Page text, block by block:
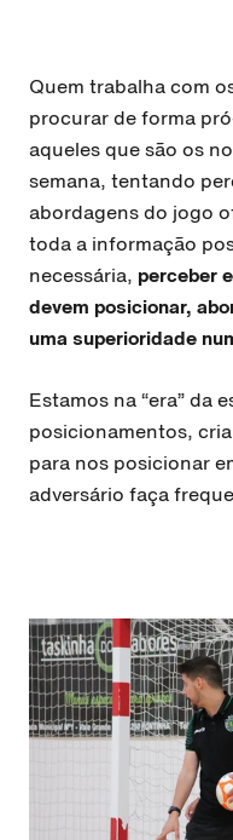
Quem trabalha com
procurar de forma
aqueles que são os
semana, tentando
abordagens do jogo
toda a informação
necessária, perceber
devem posicionar,
uma superioridade
Estamos na “era” da
posicionamentos,
para nos posicionar
adversário faça